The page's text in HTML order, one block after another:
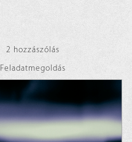
2 hozzászólás
Feladatmegoldás